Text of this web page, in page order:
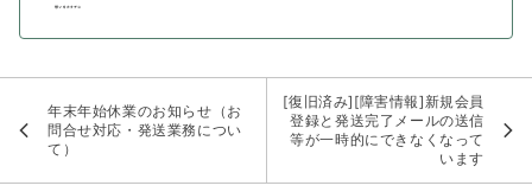
年末年始休業のお知らせ（お
問合せ対応・発送業務につい
て）
[復旧済み][障害情報]新規会員
登録と発送完了メールの送信
等が一時的にできなくなって
います